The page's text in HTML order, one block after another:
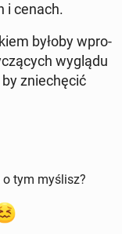
i cenach.
byłoby wpro­
wyglądu
znie­chę­cić
o tym myślisz?